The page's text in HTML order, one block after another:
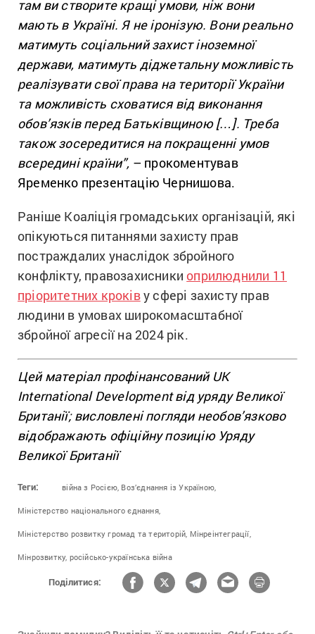
там ви створите кращі умови, ніж вони
мають в Україні. Я не іронізую. Вони реально
матимуть соціальний захист іноземної
держави, матимуть діджетальну можливість
реалізувати свої права на території України
та можливість сховатися від виконання
обов’язків перед Батьківщиною […]. Треба
також зосередитися на покращенні умов
всередині країни”, – прокоментував
Яременко презентацію Чернишова.
Раніше Коаліція громадських організацій, які
опікуються питаннями захисту прав
постраждалих унаслідок збройного
конфлікту, правозахисники оприлюднили 11
пріоритетних кроківу сфері захисту прав
людини в умовах широкомасштабної
збройної агресії на 2024 рік.
Цей матеріал профінансований UK
International Development від уряду Великої
Британії; висловлені погляди необов’язково
відображають офіційну позицію Уряду
Великої Британії
Теги: війна з Росією, Воз’єднання із Україною,
Міністерство національного єднання,
Міністерство розвитку громад та територій, Мінреінтеграції,
Мінрозвитку, російсько-українська війна
Поділитися: